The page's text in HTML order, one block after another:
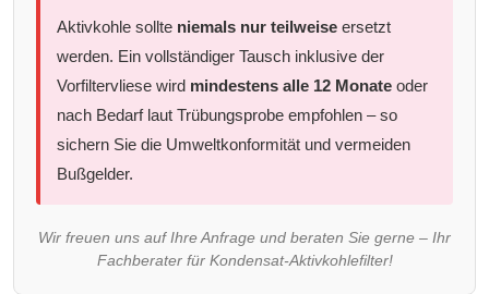
Aktivkohle sollte niemals nur teilweise ersetzt
werden. Ein vollständiger Tausch inklusive der
Vorfiltervliese wird mindestens alle 12 Monate oder
nach Bedarf laut Trübungsprobe empfohlen – so
sichern Sie die Umweltkonformität und vermeiden
Bußgelder.
Wir freuen uns auf Ihre Anfrage und beraten Sie gerne – Ihr
Fachberater für Kondensat-Aktivkohlefilter!